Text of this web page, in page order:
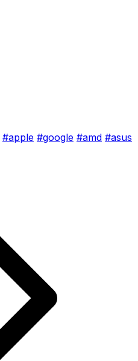
#apple #google #amd #asus